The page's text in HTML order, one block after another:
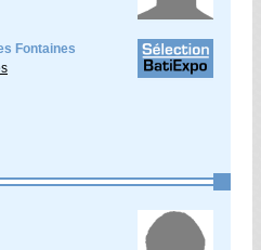
Fontaines